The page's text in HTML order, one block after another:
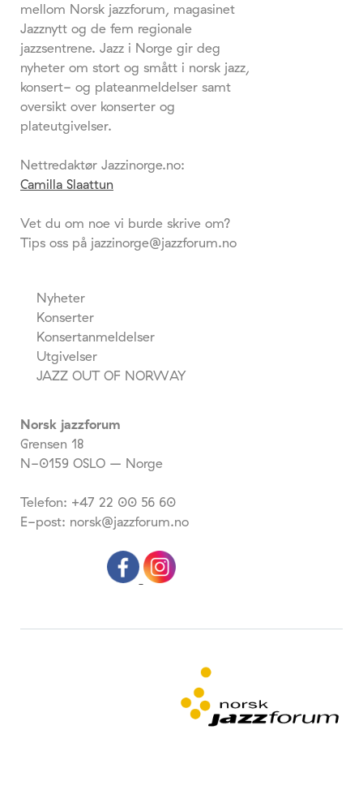
mellom Norsk jazzforum, magasinet
Jazznytt og de fem regionale
jazzsentrene. Jazz i Norge gir deg
nyheter om stort og smått i norsk jazz,
konsert- og plateanmeldelser samt
oversikt over konserter og
plateutgivelser.
Nettredaktør Jazzinorge.no:
Camilla Slaattun
Vet du om noe vi burde skrive om?
Tips oss på jazzinorge@jazzforum.no
Nyheter
Konserter
Konsertanmeldelser
Utgivelser
JAZZ OUT OF NORWAY
Norsk jazzforum
Grensen 18
N-0159 OSLO – Norge
Telefon: +47 22 00 56 60
E-post: norsk@jazzforum.no